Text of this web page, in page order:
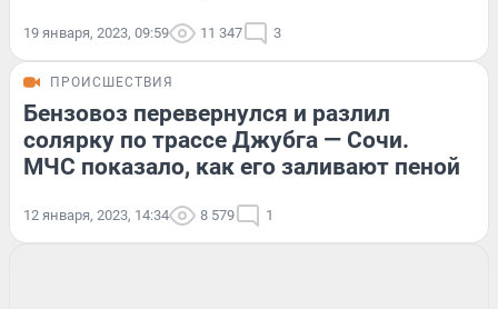
19 января, 2023, 09:59 11 347 3
ПРОИСШЕСТВИЯ
Бензовоз перевернулся и разлил
солярку по трассе Джубга — Сочи.
МЧС показало, как его заливают пеной
12 января, 2023, 14:34 8 579 1